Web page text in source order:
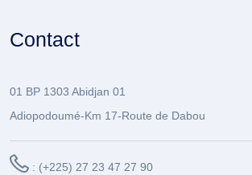
Contact
01 BP 1303 Abidjan 01
Adiopodoumé-Km 17-Route de Dabou
: (+225) 27 23 47 27 90